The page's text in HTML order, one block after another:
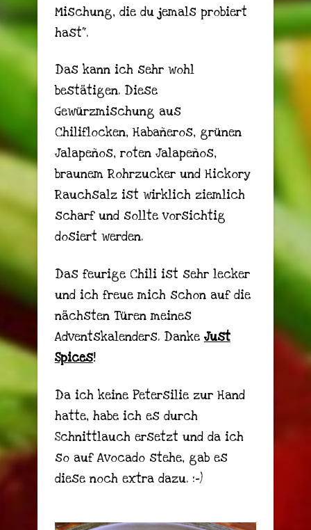
Mischung, die du jemals probiert
hast“.
Das kann ich sehr wohl
bestätigen. Diese
Gewürzmischung aus
Chiliflocken, Habañeros, grünen
Jalapeños, roten Jalapeños,
braunem Rohrzucker und Hickory
Rauchsalz ist wirklich ziemlich
scharf und sollte vorsichtig
dosiert werden.
Das feurige Chili ist sehr lecker
und ich freue mich schon auf die
nächsten Türen meines
Adventskalenders. Danke Just
Spices!
Da ich keine Petersilie zur Hand
hatte, habe ich es durch
Schnittlauch ersetzt und da ich
so auf Avocado stehe, gab es
diese noch extra dazu. :-)